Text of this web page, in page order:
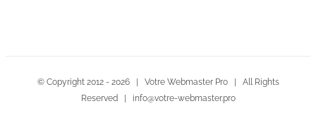
© Copyright 2012 - 2026 | Votre Webmaster Pro | All Rights
Reserved | info@votre-webmaster.pro